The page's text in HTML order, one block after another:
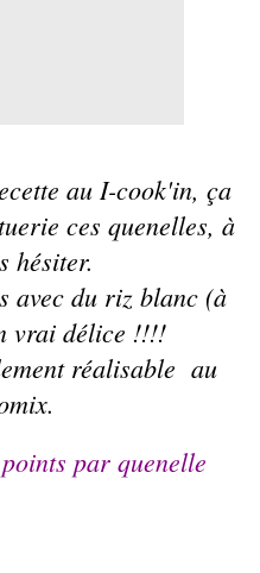
au I-cook'in, ça
ces quenelles, à
hésiter.
avec du riz blanc (à
vrai délice !!!!
réalisable au
par quenelle